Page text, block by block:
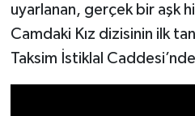
uyarlanan, gerçek bir aşk
Camdaki Kız dizisinin ilk
Taksim İstiklal